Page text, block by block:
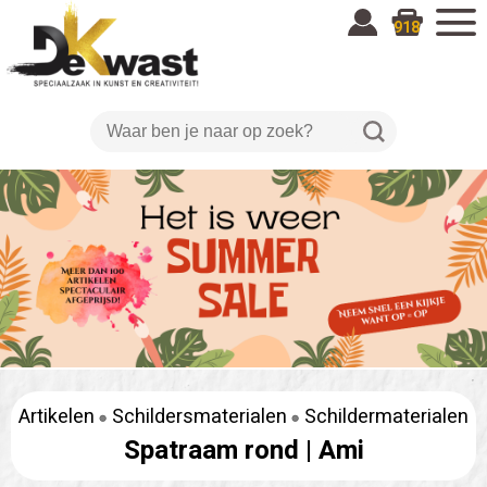
918
Artikelen Schildersmaterialen Schildermaterialen
Spatraam rond | Ami